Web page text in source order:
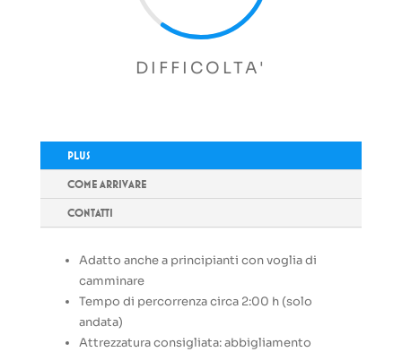
DIFFICOLTA'
PLUS
COME ARRIVARE
CONTATTI
Adatto anche a principianti con voglia di
camminare
Tempo di percorrenza circa 2:00 h (solo
andata)
Attrezzatura consigliata: abbigliamento